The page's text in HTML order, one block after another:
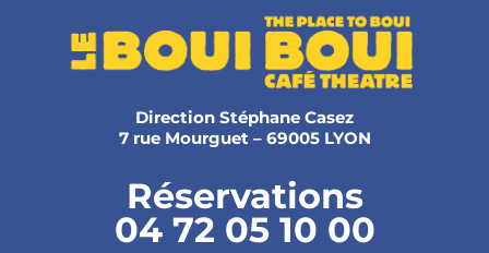
Direction Stéphane Casez
7 rue Mourguet – 69005 LYON
Réservations
04 72 05 10 00